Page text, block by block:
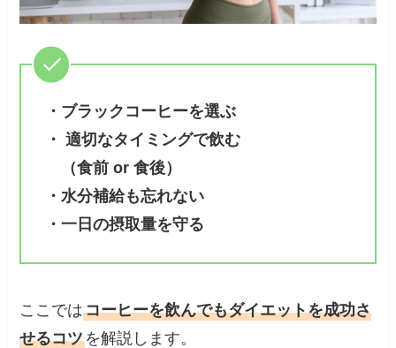
・ブラックコーヒーを選ぶ
・ 適切なタイミングで飲む
（食前 or 食後）
・水分補給も忘れない
・一日の摂取量を守る
ここではコーヒーを飲んでもダイエットを成功さ
せるコツを解説します。